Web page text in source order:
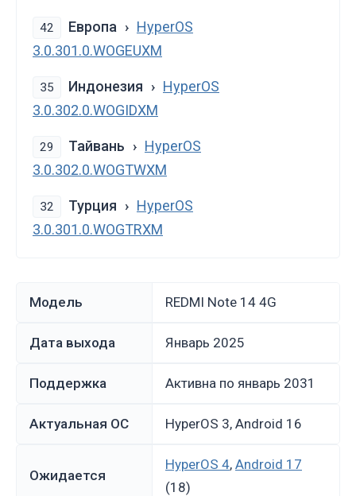
42 Европа
HyperOS
3.0.301.0.WOGEUXM
35 Индонезия
HyperOS
3.0.302.0.WOGIDXM
29 Тайвань
HyperOS
3.0.302.0.WOGTWXM
32 Турция
HyperOS
3.0.301.0.WOGTRXM
Модель REDMI Note 14 4G
Дата выхода январь 2025
Поддержка Активна по январь 2031
Актуальная ОС HyperOS 3, Android 16
Ожидается
HyperOS 4, Android 17
(18)